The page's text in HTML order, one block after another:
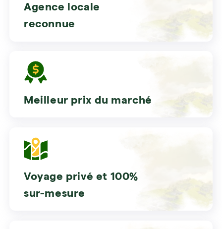
Agence locale
reconnue
Meilleur prix du marché
Voyage privé et 100%
sur-mesure